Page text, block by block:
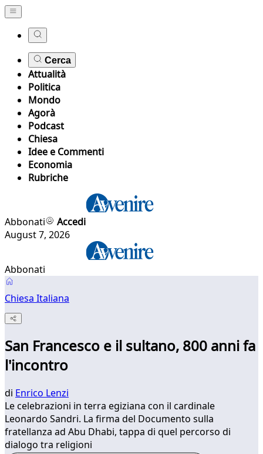
Cerca
Attualità
Politica
Mondo
Agorà
Podcast
Chiesa
Idee e Commenti
Economia
Rubriche
Abbonati
Accedi
August 7, 2026
Abbonati
Chiesa Italiana
San Francesco e il sultano, 800 anni fa
l'incontro
di Enrico Lenzi
Le celebrazioni in terra egiziana con il cardinale
Leonardo Sandri. La firma del Documento sulla
fratellanza ad Abu Dhabi, tappa di quel percorso di
dialogo tra religioni